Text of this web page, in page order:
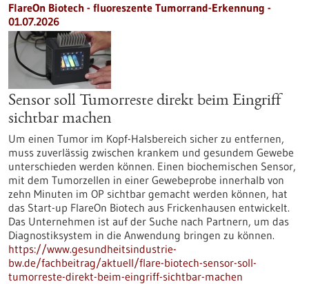
FlareOn Biotech - fluoreszente Tumorrand-Erkennung -
01.07.2026
Sensor soll Tumorreste direkt beim Eingriff
sichtbar machen
Um einen Tumor im Kopf-Halsbereich sicher zu entfernen,
muss zuverlässig zwischen krankem und gesundem Gewebe
unterschieden werden können. Einen biochemischen Sensor,
mit dem Tumorzellen in einer Gewebeprobe innerhalb von
zehn Minuten im OP sichtbar gemacht werden können, hat
das Start-up FlareOn Biotech aus Frickenhausen entwickelt.
Das Unternehmen ist auf der Suche nach Partnern, um das
Diagnostiksystem in die Anwendung bringen zu können.
https://www.gesundheitsindustrie-
bw.de/fachbeitrag/aktuell/flare-biotech-sensor-soll-
tumorreste-direkt-beim-eingriff-sichtbar-machen